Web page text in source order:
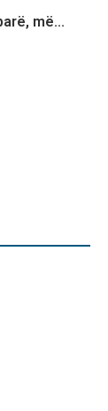
më...